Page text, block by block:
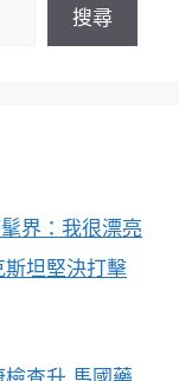
搜尋
界：我很漂亮
坦堅決打擊